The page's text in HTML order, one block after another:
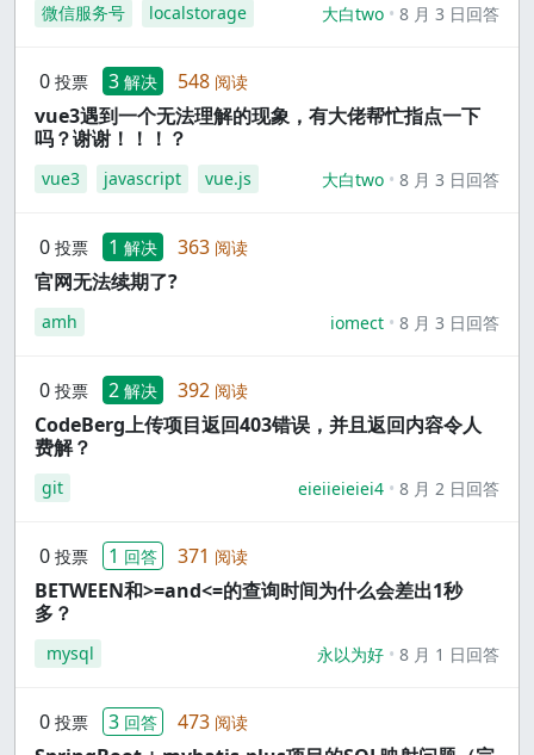
微信服务号 localstorage 大白two 8 月 3 日回答
0 投票 3 解决 548 阅读
vue3遇到一个无法理解的现象，有大佬帮忙指点一下
吗？谢谢！！！？
vue3 javascript vue.js 大白two 8 月 3 日回答
0 投票 1 解决 363 阅读
官网无法续期了?
amh iomect 8 月 3 日回答
0 投票 2 解决 392 阅读
CodeBerg上传项目返回403错误，并且返回内容令人
费解？
git eieiieieiei4 8 月 2 日回答
0 投票 1 回答 371 阅读
BETWEEN和>=and<=的查询时间为什么会差出1秒
多？
mysql 永以为好 8 月 1 日回答
0 投票 3 回答 473 阅读